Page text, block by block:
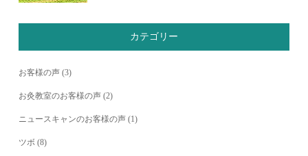
カテゴリー
お客様の声 (3)
お灸教室のお客様の声 (2)
ニュースキャンのお客様の声 (1)
ツボ (8)